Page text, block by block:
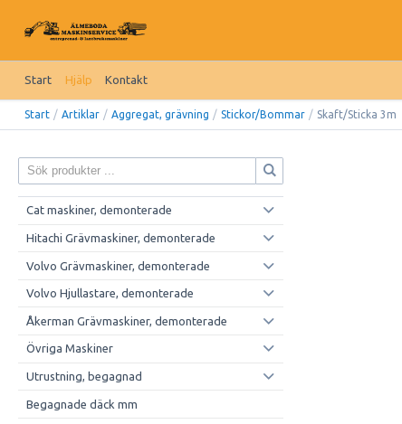
Start Hjälp Kontakt
Start / Artiklar / Aggregat, grävning / Stickor/Bommar / Skaft/Sticka 3m
Cat maskiner, demonterade
Hitachi Grävmaskiner, demonterade
Volvo Grävmaskiner, demonterade
Volvo Hjullastare, demonterade
Åkerman Grävmaskiner, demonterade
Övriga Maskiner
Utrustning, begagnad
Begagnade däck mm